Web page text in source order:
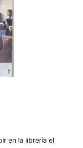
en la librería el